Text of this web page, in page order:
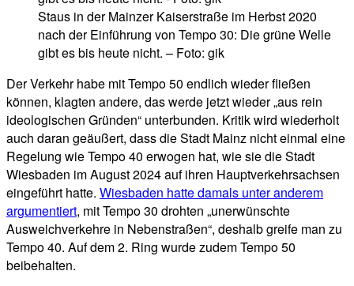
Staus in der Mainzer Kaiserstraße im Herbst 2020
nach der Einführung von Tempo 30: Die grüne Welle
gibt es bis heute nicht. – Foto: gik
Der Verkehr habe mit Tempo 50 endlich wieder fließen
können, klagten andere, das werde jetzt wieder „aus rein
ideologischen Gründen“ unterbunden. Kritik wird wiederholt
auch daran geäußert, dass die Stadt Mainz nicht einmal eine
Regelung wie Tempo 40 erwogen hat, wie sie die Stadt
Wiesbaden im August 2024 auf ihren Hauptverkehrsachsen
eingeführt hatte. Wiesbaden hatte damals unter anderem
argumentiert, mit Tempo 30 drohten „unerwünschte
Ausweichverkehre in Nebenstraßen“, deshalb greife man zu
Tempo 40. Auf dem 2. Ring wurde zudem Tempo 50
beibehalten.